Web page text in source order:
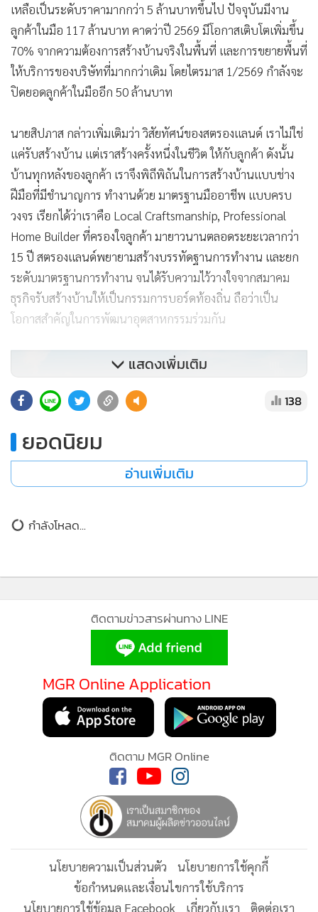
เหลือเป็นระดับราคามากกว่า 5 ล้านบาทขึ้นไป ปัจจุบันมีงาน
ลูกค้าในมือ 117 ล้านบาท คาดว่าปี 2569 มีโอกาสเติบโตเพิ่มขึ้น
70% จากความต้องการสร้างบ้านจริงในพื้นที่ และการขยายพื้นที่
ให้บริการของบริษัทที่มากกว่าเดิม โดยไตรมาส 1/2569 กำลังจะ
ปิดยอดลูกค้าในมืออีก 50 ล้านบาท
นายสิปภาส กล่าวเพิ่มเติมว่า วิสัยทัศน์ของสตรองแลนด์ เราไม่ใช่
แค่รับสร้างบ้าน แต่เราสร้างครั้งหนึ่งในชีวิต ให้กับลูกค้า ดังนั้น
บ้านทุกหลังของลูกค้า เราจึงพิถีพิถันในการสร้างบ้านแบบช่าง
ฝีมือที่มีชำนาญการ ทำงานด้วย มาตรฐานมืออาชีพ แบบครบ
วงจร เรียกได้ว่าเราคือ Local Craftsmanship, Professional
Home Builder ที่ครองใจลูกค้า มายาวนานตลอดระยะเวลากว่า
15 ปี สตรองแลนด์พยายามสร้างบรรทัดฐานการทำงาน และยก
ระดับมาตรฐานการทำงาน จนได้รับความไว้วางใจจากสมาคม
ธุรกิจรับสร้างบ้านให้เป็นกรรมการบอร์ดท้องถิ่น ถือว่าเป็น
โอกาสสำคัญในการพัฒนาอุตสาหกรรมร่วมกัน
“เรามีความเชี่ยวชาญ และเป็นที่ไว้วางใจกับกลุ่มลูกค้า โดยพอร์ต
ราคา เช่น ล่าสุดมีลูกค้าสั่งสร้างบ้านในระดับราคา 30 ล้านบาท
เราก็บริการให้ลูกค้าในแบบ craftmanship ด้วยความเป็นมือ
อาชีพ และเราได้มาตรฐานเป็นหนึ่งในสมาชิกบริษัทสมาคมธุรกิจ
การทิ้งงานอย่างแน่นอน” นายสิปปภาส กล่าว
สำหรับลูกค้าที่ต้องการเยี่ยมชมผลงาน สามารถพบกับบูทของ
บริษัท สตรองแลนด์ จำกัด ได้ที่งานรับสร้างบ้าน Focus 2026
บูท A12/2 งานจัดระหว่างวันที่ 18-22 มีนาคม 2569 ณ. อิมแพ็ค
ฮอลล์ 6 เมืองทองธานี
แสดงเพิ่มเติม
138
ยอดนิยม
อ่านเพิ่มเติม
กำลังโหลด...
ติดตามข่าวสารผ่านทาง LINE
MGR Online Application
ติดตาม MGR Online
นโยบายความเป็นส่วนตัว
นโยบายการใช้คุกกี้
ข้อกำหนดและเงื่อนไขการใช้บริการ
นโยบายการใช้ข้อมูล Facebook
เกี่ยวกับเรา ติดต่อเรา